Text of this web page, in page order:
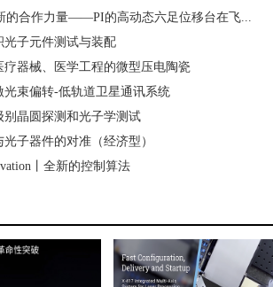
的合作力量——PI的高动态六足位移台在飞...
子元件测试与装配
器械、医学工程的微型压电陶瓷
光束偏转-低轨道卫星通讯系统
晶圆探测和光子学测试
子器件的对准（经济型）
丨全新的控制算法